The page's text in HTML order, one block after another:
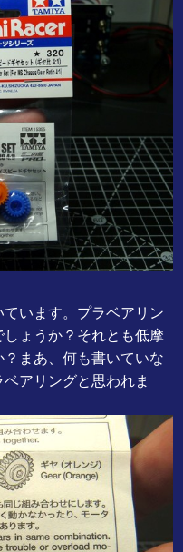
います。プラベアリン
ょうか？それとも低摩
まあ、何も書いていな
アリングと思われま